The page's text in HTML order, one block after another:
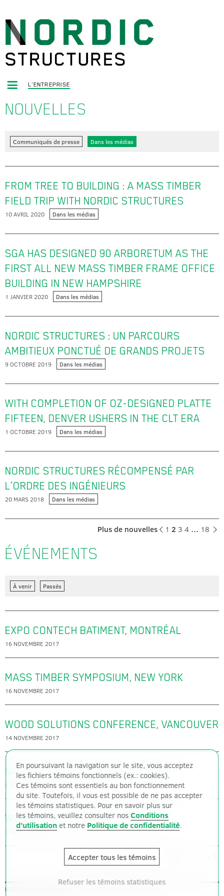
L'ENTREPRISE
NOUVELLES
Communiqués de presse Dans les médias
FROM TREE TO BUILDING : A MASS TIMBER
FIELD TRIP WITH NORDIC STRUCTURES
10 AVRIL 2020 Dans les médias
SGA HAS DESIGNED 90 ARBORETUM AS THE
FIRST ALL NEW MASS TIMBER FRAME OFFICE
BUILDING IN NEW HAMPSHIRE
1 JANVIER 2020 Dans les médias
NORDIC STRUCTURES : UN PARCOURS
AMBITIEUX PONCTUÉ DE GRANDS PROJETS
9 OCTOBRE 2019 Dans les médias
WITH COMPLETION OF OZ-DESIGNED PLATTE
FIFTEEN, DENVER USHERS IN THE CLT ERA
1 OCTOBRE 2019 Dans les médias
NORDIC STRUCTURES RÉCOMPENSÉ PAR
L’ORDRE DES INGÉNIEURS
20 MARS 2018 Dans les médias
Plus de nouvelles 1 2 3 4 … 18
ÉVÉNEMENTS
À venir Passés
EXPO CONTECH BATIMENT, MONTRÉAL
16 NOVEMBRE 2017
MASS TIMBER SYMPOSIUM, NEW YORK
16 NOVEMBRE 2017
WOOD SOLUTIONS CONFERENCE, VANCOUVER
14 NOVEMBRE 2017
NAWLA TRADERS MARKET, CHICAGO
8 NOVEMBRE 2017
WOOD SOLUTIONS FAIR, CHARLOTTE
2 NOVEMBRE 2017
Plus d'événements 1 …
NORDIC STRUCTURES
– © Tous droits réservés 2026 –
En poursuivant la navigation sur le site, vous acceptez
les fichiers témoins fonctionnels (ex.: cookies).
Ces témoins sont essentiels au bon fonctionnement
du site. Toutefois, il vous est possible de ne pas accepter
les témoins statistiques. Pour en savoir plus sur
les témoins, veuillez consulter nosConditions
d'utilisation et notre Politique de confidentialité.
Accepter tous les témoins
Refuser les témoins statistiques